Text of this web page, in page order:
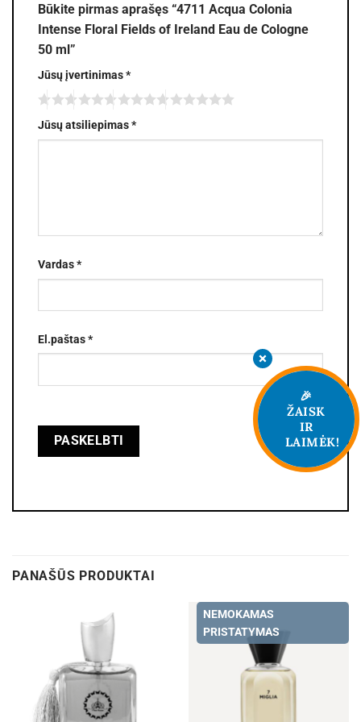
Būkite pirmas aprašęs “4711 Acqua Colonia
Intense Floral Fields of Ireland Eau de Cologne
50 ml”
Jūsų įvertinimas*
Jūsų atsiliepimas*
Vardas*
El.paštas*
PANAŠŪS PRODUKTAI
NEMOKAMAS
PRISTATYMAS
🎉
ŽAISK
IR
LAIMĖK!